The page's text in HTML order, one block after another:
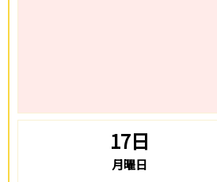
17日
月曜日